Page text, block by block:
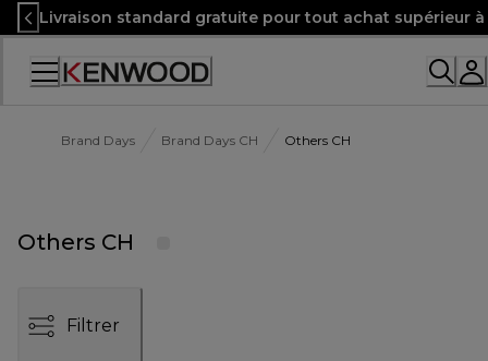
Skip
to
Content
Livraison standard gratuite pour tout achat supérieur
Accessibility
Brand Days Brand Days CH Others CH
Others CH
Filtrer